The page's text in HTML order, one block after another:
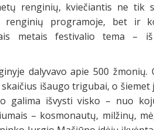
renginių, kviečiantis ne tik
renginių programoje, bet ir
metais festivalio tema –
dalyvavo apie 500 žmonių.
išaugo trigubai, o šiemet
galima išvysti visko – nuo
– kosmonautų, milžinų,